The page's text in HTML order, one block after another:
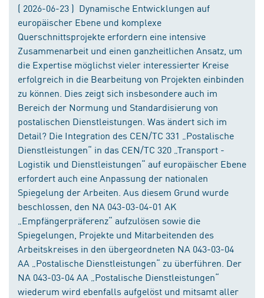
( 2026-06-23 ) Dynamische Entwicklungen auf
europäischer Ebene und komplexe
Querschnittsprojekte erfordern eine intensive
Zusammenarbeit und einen ganzheitlichen Ansatz, um
die Expertise möglichst vieler interessierter Kreise
erfolgreich in die Bearbeitung von Projekten einbinden
zu können. Dies zeigt sich insbesondere auch im
Bereich der Normung und Standardisierung von
postalischen Dienstleistungen. Was ändert sich im
Detail? Die Integration des CEN/TC 331 „Postalische
Dienstleistungen“ in das CEN/TC 320 „Transport -
Logistik und Dienstleistungen“ auf europäischer Ebene
erfordert auch eine Anpassung der nationalen
Spiegelung der Arbeiten. Aus diesem Grund wurde
beschlossen, den NA 043-03-04-01 AK
„Empfängerpräferenz“ aufzulösen sowie die
Spiegelungen, Projekte und Mitarbeitenden des
Arbeitskreises in den übergeordneten NA 043-03-04
AA „Postalische Dienstleistungen“ zu überführen. Der
NA 043-03-04 AA „Postalische Dienstleistungen“
wiederum wird ebenfalls aufgelöst und mitsamt aller